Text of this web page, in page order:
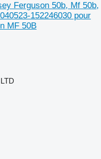
Ferguson 50b, Mf 50b,
152246030 pour
MF 50B